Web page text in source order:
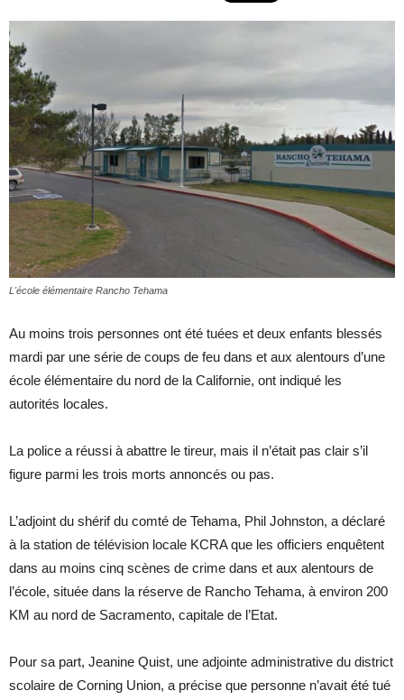
L'école élémentaire Rancho Tehama
Au moins trois personnes ont été tuées et deux enfants blessés
mardi par une série de coups de feu dans et aux alentours d’une
école élémentaire du nord de la Californie, ont indiqué les
autorités locales.
La police a réussi à abattre le tireur, mais il n’était pas clair s’il
figure parmi les trois morts annoncés ou pas.
L’adjoint du shérif du comté de Tehama, Phil Johnston, a déclaré
à la station de télévision locale KCRA que les officiers enquêtent
dans au moins cinq scènes de crime dans et aux alentours de
l’école, située dans la réserve de Rancho Tehama, à environ 200
KM au nord de Sacramento, capitale de l’Etat.
Pour sa part, Jeanine Quist, une adjointe administrative du district
scolaire de Corning Union, a précise que personne n’avait été tué